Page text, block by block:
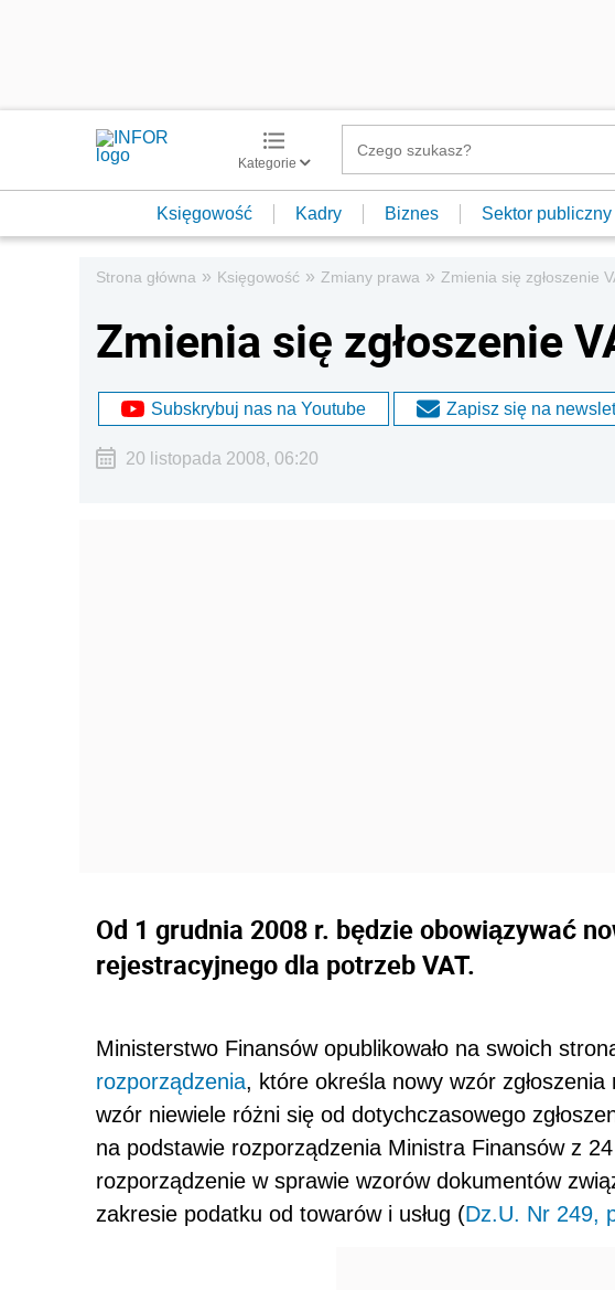
Kategorie
Księgowość Kadry Biznes Sektor publiczny
Strona główna » Księgowość » Zmiany prawa » Zmienia się zgłoszenie
Zmienia się zgłoszenie
Subskrybuj nas na Youtube Zapisz się na
20 listopada 2008, 06:20
Od 1 grudnia 2008 r. będzie obowiązywać
rejestracyjnego dla potrzeb VAT.
Ministerstwo Finansów opublikowało na swoich
rozporządzenia, które określa nowy wzór
wzór niewiele różni się od dotychczasowego
na podstawie rozporządzenia Ministra Finansów z
rozporządzenie w sprawie wzorów dokumentów
zakresie podatku od towarów i usług (Dz.U. Nr 249,